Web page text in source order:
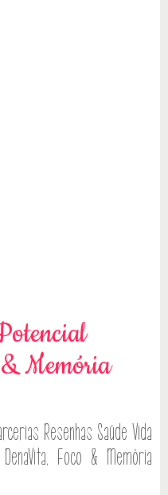
Memória
Resenhas Saúde Vida
DenaVita, Foco & Memória